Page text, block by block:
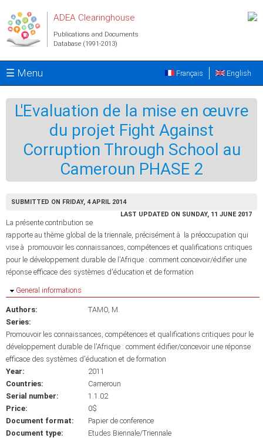
ADEA Clearinghouse
Publications and Documents
Database (1991-2013)
☰ Menu English
Français
L'Evaluation de la mise en œuvre
du projet Fight Against
Corruption Through School au
Cameroun PHASE 2
SUBMITTED ON FRIDAY, 4 APRIL 2014
LAST UPDATED ON SUNDAY, 11 JUNE 2017
La présente contribution se
rapporte au thème global de la triennale, précisément à la préoccupation qui
vise à promouvoir les connaissances, compétences et qualifications critiques
pour le développement durable de l'Afrique : comment concevoir/édifier une
réponse efficace des systèmes d'éducation et de formation
Hide
General informations
Authors:
TAMO, M.
Series:
Promouvoir les connaissances, compétences et qualifications critiques pour le
développement durable de l'Afrique : comment édifier/concevoir une réponse
efficace des systèmes d'éducation et de formation
Year:
2011
Countries:
Cameroun
Serial number:
1.1.02
Price:
0$
Document format:
Papier de conference
Document type:
Etudes Biennale/Triennale